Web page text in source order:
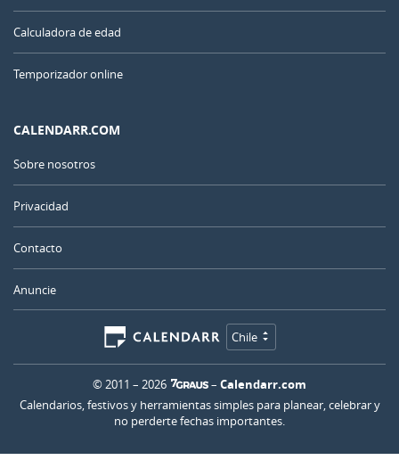
Calculadora de edad
Temporizador online
CALENDARR.COM
Sobre nosotros
Privacidad
Contacto
Anuncie
Chile
© 2011 – 2026 – Calendarr.com
Calendarios, festivos y herramientas simples para planear, celebrar y
no perderte fechas importantes.